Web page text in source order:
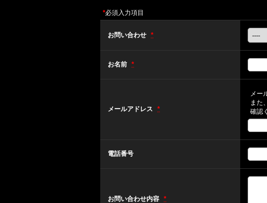
*必須入力項目
お問い合わせ *
お名前 *
メールアドレス *
メー
また
確認
電話番号
お問い合わせ内容 *